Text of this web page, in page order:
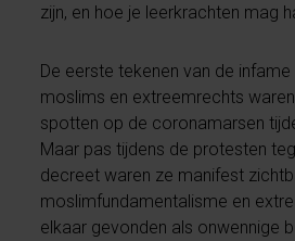
zijn, en hoe je leerkrachten mag
De eerste tekenen van de infame
moslims en extreemrechts
spotten op de coronamarsen
Maar pas tijdens de protesten
decreet waren ze manifest
moslimfundamentalisme en
elkaar gevonden als onwennige